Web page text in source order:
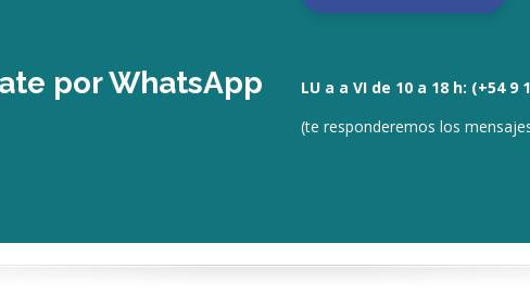
por WhatsApp
LU a a VI de 10 a 18 h: (+54 9
(te responderemos los